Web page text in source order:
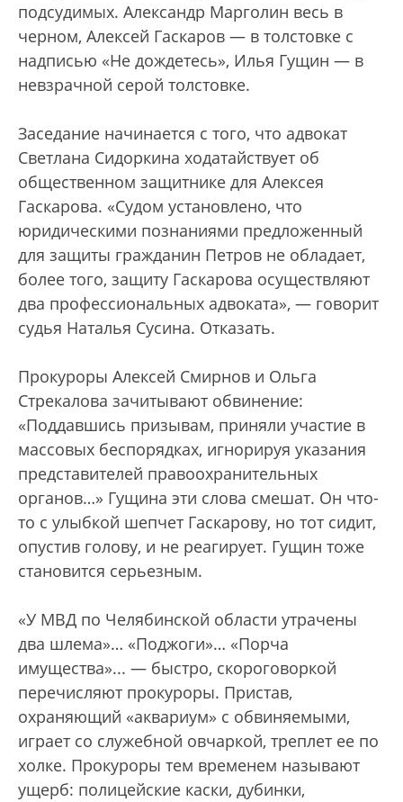
подсудимых. Александр Марголин весь в
черном, Алексей Гаскаров — в толстовке с
надписью «Не дождетесь», Илья Гущин — в
невзрачной серой толстовке.
Заседание начинается с того, что адвокат
Светлана Сидоркина ходатайствует об
общественном защитнике для Алексея
Гаскарова. «Судом установлено, что
юридическими познаниями предложенный
для защиты гражданин Петров не обладает,
более того, защиту Гаскарова осуществляют
два профессиональных адвоката», — говорит
судья Наталья Сусина. Отказать.
Прокуроры Алексей Смирнов и Ольга
Стрекалова зачитывают обвинение:
«Поддавшись призывам, приняли участие в
массовых беспорядках, игнорируя указания
представителей правоохранительных
органов…» Гущина эти слова смешат. Он что-
то с улыбкой шепчет Гаскарову, но тот сидит,
опустив голову, и не реагирует. Гущин тоже
становится серьезным.
«У МВД по Челябинской области утрачены
два шлема»… «Поджоги»… «Порча
имущества»... — быстро, скороговоркой
перечисляют прокуроры. Пристав,
охраняющий «аквариум» с обвиняемыми,
играет со служебной овчаркой, треплет ее по
холке. Прокуроры тем временем называют
ущерб: полицейские каски, дубинки,